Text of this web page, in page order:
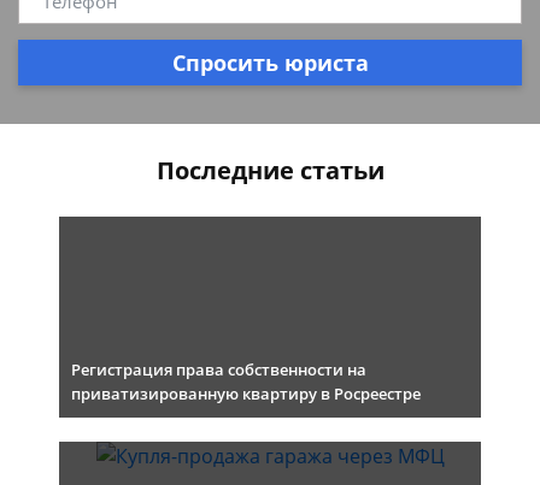
Спросить юриста
Последние статьи
Регистрация права собственности на
приватизированную квартиру в Росреестре